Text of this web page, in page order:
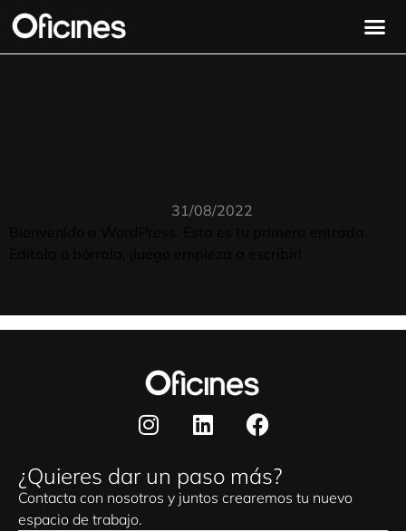
31/08/2022
¿Quieres dar un paso más?
Contacta con nosotros y juntos crearemos tu nuevo
espacio de trabajo.